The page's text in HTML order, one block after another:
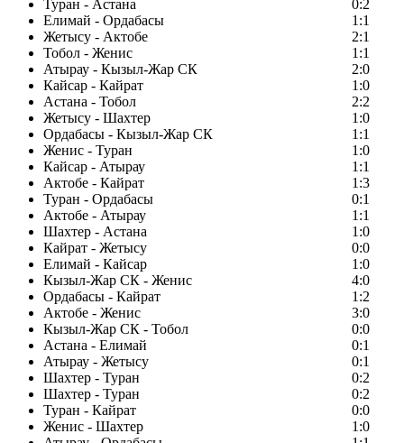
Туран - Астана
0:2
Елимай - Ордабасы
1:1
Жетысу - Актобе
2:1
Тобол - Женис
1:1
Атырау - Кызыл-Жар СК
2:0
Кайсар - Кайрат
1:0
Астана - Тобол
2:2
Жетысу - Шахтер
1:0
Ордабасы - Кызыл-Жар СК
1:1
Женис - Туран
1:0
Кайсар - Атырау
1:1
Актобе - Кайрат
1:3
Туран - Ордабасы
0:1
Актобе - Атырау
1:1
Шахтер - Астана
1:0
Кайрат - Жетысу
0:0
Елимай - Кайсар
1:0
Кызыл-Жар СК - Женис
4:0
Ордабасы - Кайрат
1:2
Актобе - Женис
3:0
Кызыл-Жар СК - Тобол
0:0
Астана - Елимай
0:1
Атырау - Жетысу
0:1
Шахтер - Туран
0:2
Шахтер - Туран
0:2
Туран - Кайрат
0:0
Женис - Шахтер
1:0